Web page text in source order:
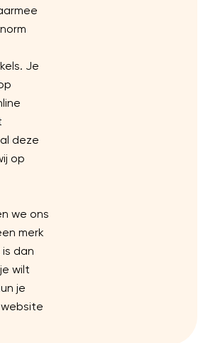
Je
deze
op
we ons
merk
dan
wilt
je